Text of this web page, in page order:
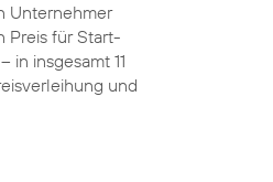
Unternehmer
Preis für Start-
insgesamt 11
und